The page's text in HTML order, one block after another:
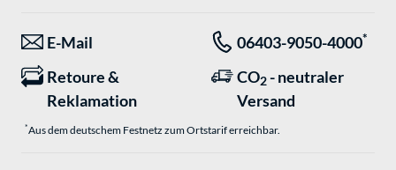
E-Mail 06403-9050-4000*
Retoure &
Reklamation
CO2 - neutraler
Versand
*Aus dem deutschem Festnetz zum Ortstarif erreichbar.